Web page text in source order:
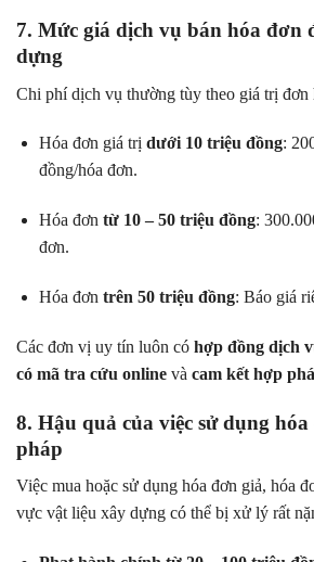
7. Mức giá dịch vụ bán hóa đơn
dựng
Chi phí dịch vụ thường tùy theo giá trị đơn
Hóa đơn giá trị dưới 10 triệu đồng:
đồng/hóa đơn.
Hóa đơn từ 10 – 50 triệu đồng:
đơn.
Hóa đơn trên 50 triệu đồng: Báo giá
Các đơn vị uy tín luôn có hợp đồng dịch
có mã tra cứu online và cam kết hợp
8. Hậu quả của việc sử dụng
pháp
Việc mua hoặc sử dụng hóa đơn giả, hóa
vực vật liệu xây dựng có thể bị xử lý rất